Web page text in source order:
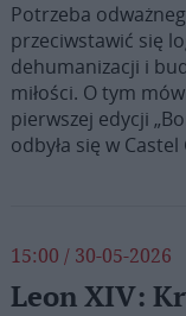
Potrzeba
przeciwstawić się
dehumanizacji i
miłości. O tym
pierwszej edycji
odbyła się w
15:00 / 30-05-2026
Leon XIV: